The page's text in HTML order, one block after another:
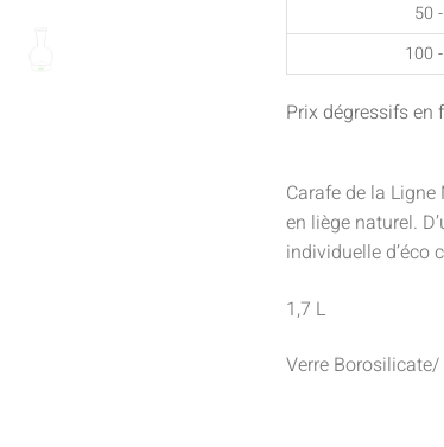
50
100
Prix dégressifs
Carafe de la
en liège naturel.
individuelle d’éco
1,7 L
Verre Borosilicate/